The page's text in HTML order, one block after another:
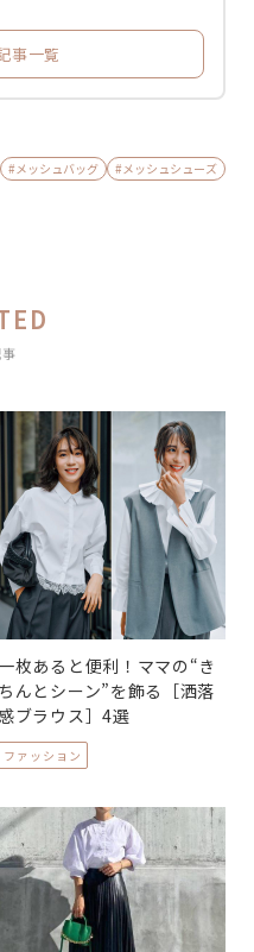
事一覧
#メッシュバッグ #メッシュシューズ
一枚あると便利！ママの“き
ちんとシーン”を飾る［洒落
ブラウス］4選
ファッション